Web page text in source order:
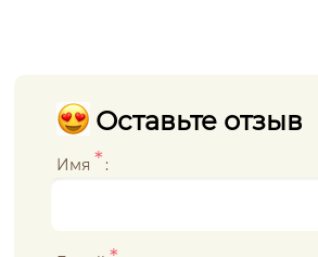
Оставьте отзыв
Имя * :